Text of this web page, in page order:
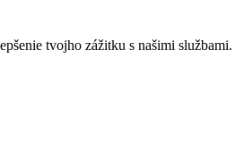
tvojho zážitku s našimi službami.